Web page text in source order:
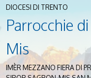
DIOCESI DI TRENTO
Parrocchie
Mis
IMÈR MEZZANO FIERA DI